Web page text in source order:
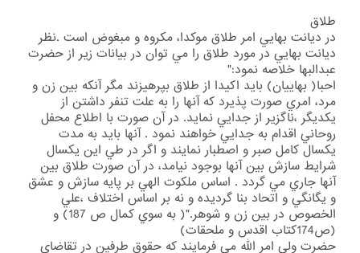
طلاق
در ديانت بهايي امر طلاق موكدا، مكروه و مبغوض است .نظر
ديانت بهايي در مورد طلاق را مي توان در بيانات زير از حضرت
عبدالبها خلاصه نمود:"
احبا( بهاييان) بايد اكيدا از طلاق بپرهيزند مگر آنكه بين زن و
مرد، امري صورت پذيرد كه آنها را به علت تنفر داشتن از
يكديگر ،ناگزير از جدايي نمايد. در آن صورت با اطلاع محفل
روحاني اقدام به جدايي خواهند نمود . آنها بايد به مدت
يكسال كامل صبر و اصطبار نمايند و اگر در طي اين يكسال
شرايط سازش بين آنها بوجود نيامد، در آن صورت طلاق بين
آنها جاري مي گردد . اساس ملكوت الهي بر پايه سازش و عشق
و يگانگي و اتحاد بنا گرديده و نه بر اساس اختلاف ،علي
الخصوص در بين زن و شوهر."( به سوي كمال ص 187) و
(ص174كتاب اقدس و ملحقات)
حضرت ولي امر الله مي فرمايند كه حقوق طرفين در تقاضاي